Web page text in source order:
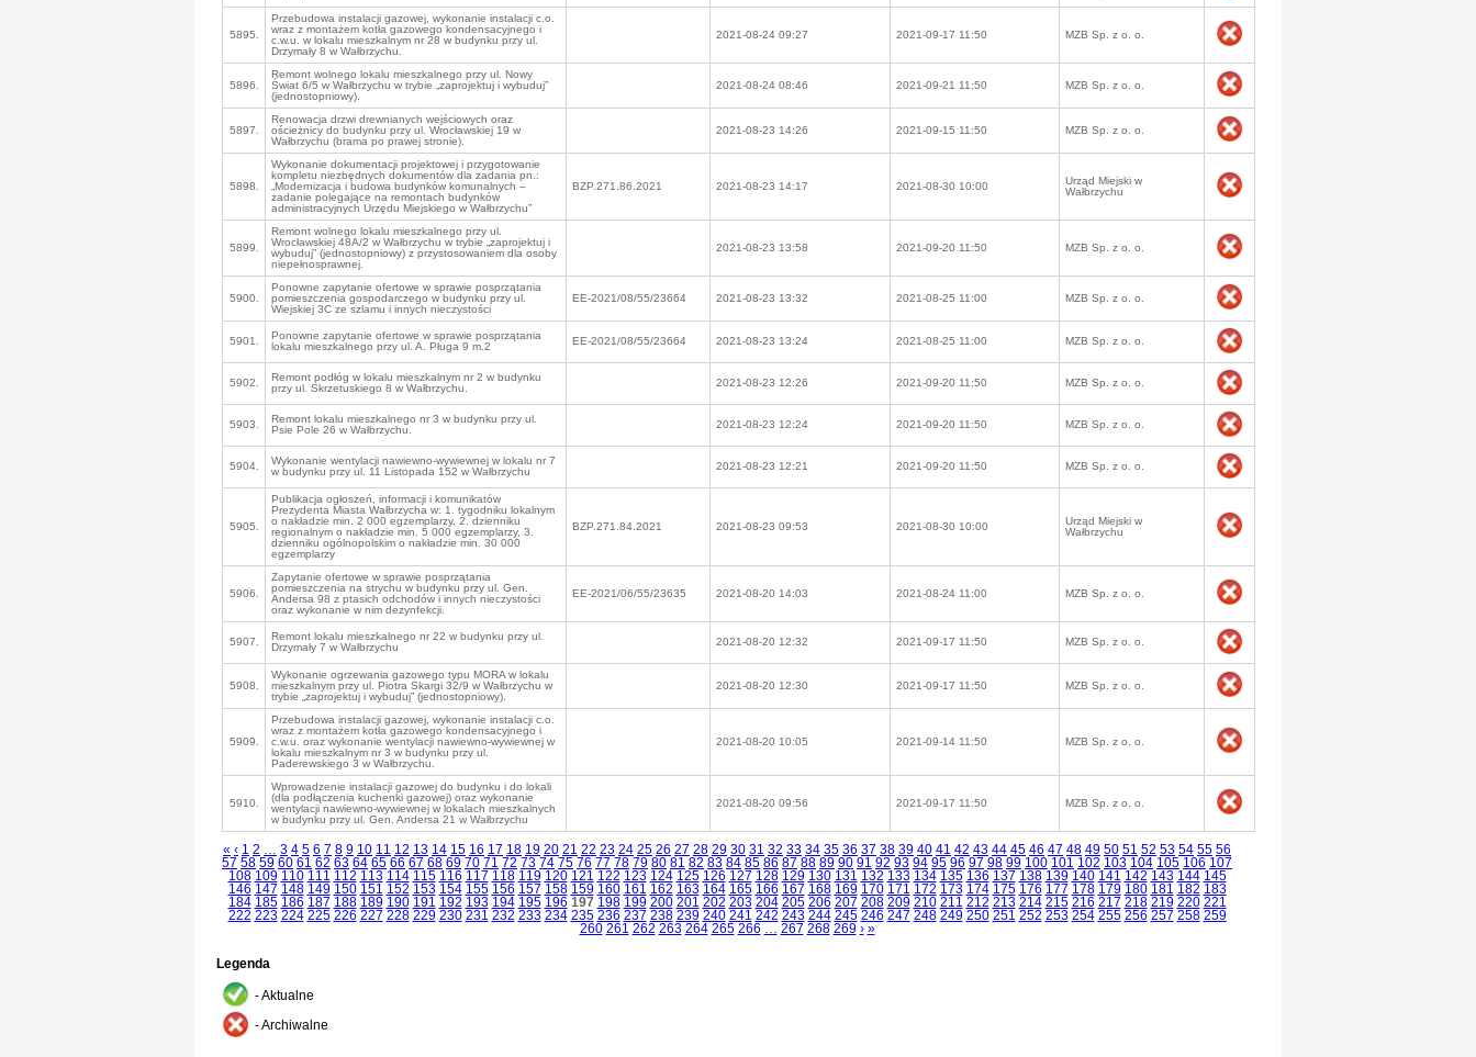
5895.
Przebudowa instalacji gazowej, wykonanie instalacji c.o.
wraz z montażem kotła gazowego kondensacyjnego i
c.w.u. w lokalu mieszkalnym nr 28 w budynku przy ul.
Drzymały 8 w Wałbrzychu.
2021-08-24 09:27 2021-09-17 11:50 MZB Sp. z o. o.
5896.
Remont wolnego lokalu mieszkalnego przy ul. Nowy
Świat 6/5 w Wałbrzychu w trybie „zaprojektuj i wybuduj”
(jednostopniowy).
2021-08-24 08:46 2021-09-21 11:50 MZB Sp. z o. o.
5897.
Renowacja drzwi drewnianych wejściowych oraz
ościeżnicy do budynku przy ul. Wrocławskiej 19 w
Wałbrzychu (brama po prawej stronie).
2021-08-23 14:26 2021-09-15 11:50 MZB Sp. z o. o.
5898.
Wykonanie dokumentacji projektowej i przygotowanie
kompletu niezbędnych dokumentów dla zadania pn.:
„Modernizacja i budowa budynków komunalnych –
zadanie polegające na remontach budynków
administracyjnych Urzędu Miejskiego w Wałbrzychu”
BZP.271.86.2021 2021-08-23 14:17 2021-08-30 10:00
Urząd Miejski w
Wałbrzychu
5899.
Remont wolnego lokalu mieszkalnego przy ul.
Wrocławskiej 48A/2 w Wałbrzychu w trybie „zaprojektuj i
wybuduj” (jednostopniowy) z przystosowaniem dla osoby
niepełnosprawnej.
2021-08-23 13:58 2021-09-20 11:50 MZB Sp. z o. o.
5900.
Ponowne zapytanie ofertowe w sprawie posprzątania
pomieszczenia gospodarczego w budynku przy ul.
Wiejskiej 3C ze szlamu i innych nieczystości
EE-2021/08/55/23664 2021-08-23 13:32 2021-08-25 11:00 MZB Sp. z o. o.
5901.
Ponowne zapytanie ofertowe w sprawie posprzątania
lokalu mieszkalnego przy ul. A. Pługa 9 m.2
EE-2021/08/55/23664 2021-08-23 13:24 2021-08-25 11:00 MZB Sp. z o. o.
5902.
Remont podłóg w lokalu mieszkalnym nr 2 w budynku
przy ul. Skrzetuskiego 8 w Wałbrzychu.
2021-08-23 12:26 2021-09-20 11:50 MZB Sp. z o. o.
5903.
Remont lokalu mieszkalnego nr 3 w budynku przy ul.
Psie Pole 26 w Wałbrzychu.
2021-08-23 12:24 2021-09-20 11:50 MZB Sp. z o. o.
5904.
Wykonanie wentylacji nawiewno-wywiewnej w lokalu nr 7
w budynku przy ul. 11 Listopada 152 w Wałbrzychu
2021-08-23 12:21 2021-09-20 11:50 MZB Sp. z o. o.
5905.
Publikacja ogłoszeń, informacji i komunikatów
Prezydenta Miasta Wałbrzycha w: 1. tygodniku lokalnym
o nakładzie min. 2 000 egzemplarzy, 2. dzienniku
regionalnym o nakładzie min. 5 000 egzemplarzy, 3.
dzienniku ogólnopolskim o nakładzie min. 30 000
egzemplarzy
BZP.271.84.2021 2021-08-23 09:53 2021-08-30 10:00
Urząd Miejski w
Wałbrzychu
5906.
Zapytanie ofertowe w sprawie posprzątania
pomieszczenia na strychu w budynku przy ul. Gen.
Andersa 98 z ptasich odchodów i innych nieczystości
oraz wykonanie w nim dezynfekcji.
EE-2021/06/55/23635 2021-08-20 14:03 2021-08-24 11:00 MZB Sp. z o. o.
5907.
Remont lokalu mieszkalnego nr 22 w budynku przy ul.
Drzymały 7 w Wałbrzychu
2021-08-20 12:32 2021-09-17 11:50 MZB Sp. z o. o.
5908.
Wykonanie ogrzewania gazowego typu MORA w lokalu
mieszkalnym przy ul. Piotra Skargi 32/9 w Wałbrzychu w
trybie „zaprojektuj i wybuduj” (jednostopniowy).
2021-08-20 12:30 2021-09-17 11:50 MZB Sp. z o. o.
5909.
Przebudowa instalacji gazowej, wykonanie instalacji c.o.
wraz z montażem kotła gazowego kondensacyjnego i
c.w.u. oraz wykonanie wentylacji nawiewno-wywiewnej w
lokalu mieszkalnym nr 3 w budynku przy ul.
Paderewskiego 3 w Wałbrzychu.
2021-08-20 10:05 2021-09-14 11:50 MZB Sp. z o. o.
5910.
Wprowadzenie instalacji gazowej do budynku i do lokali
(dla podłączenia kuchenki gazowej) oraz wykonanie
wentylacji nawiewno-wywiewnej w lokalach mieszkalnych
w budynku przy ul. Gen. Andersa 21 w Wałbrzychu
2021-08-20 09:56 2021-09-17 11:50 MZB Sp. z o. o.
« ‹ 1 2 … 3 4 5 6 7 8 9 10 11 12 13 14 15 16 17 18 19 20 21 22 23 24 25 26 27 28 29 30 31 32 33 34 35 36 37 38 39 40 41 42 43 44 45 46 47 48 49 50 51 52 53 54 55 56
57 58 59 60 61 62 63 64 65 66 67 68 69 70 71 72 73 74 75 76 77 78 79 80 81 82 83 84 85 86 87 88 89 90 91 92 93 94 95 96 97 98 99 100 101 102 103 104 105 106 107
108 109 110 111 112 113 114 115 116 117 118 119 120 121 122 123 124 125 126 127 128 129 130 131 132 133 134 135 136 137 138 139 140 141 142 143 144 145
146 147 148 149 150 151 152 153 154 155 156 157 158 159 160 161 162 163 164 165 166 167 168 169 170 171 172 173 174 175 176 177 178 179 180 181 182 183
184 185 186 187 188 189 190 191 192 193 194 195 196 197 198 199 200 201 202 203 204 205 206 207 208 209 210 211 212 213 214 215 216 217 218 219 220 221
222 223 224 225 226 227 228 229 230 231 232 233 234 235 236 237 238 239 240 241 242 243 244 245 246 247 248 249 250 251 252 253 254 255 256 257 258 259
260 261 262 263 264 265 266 … 267 268 269 › »
Legenda
- Aktualne
- Archiwalne